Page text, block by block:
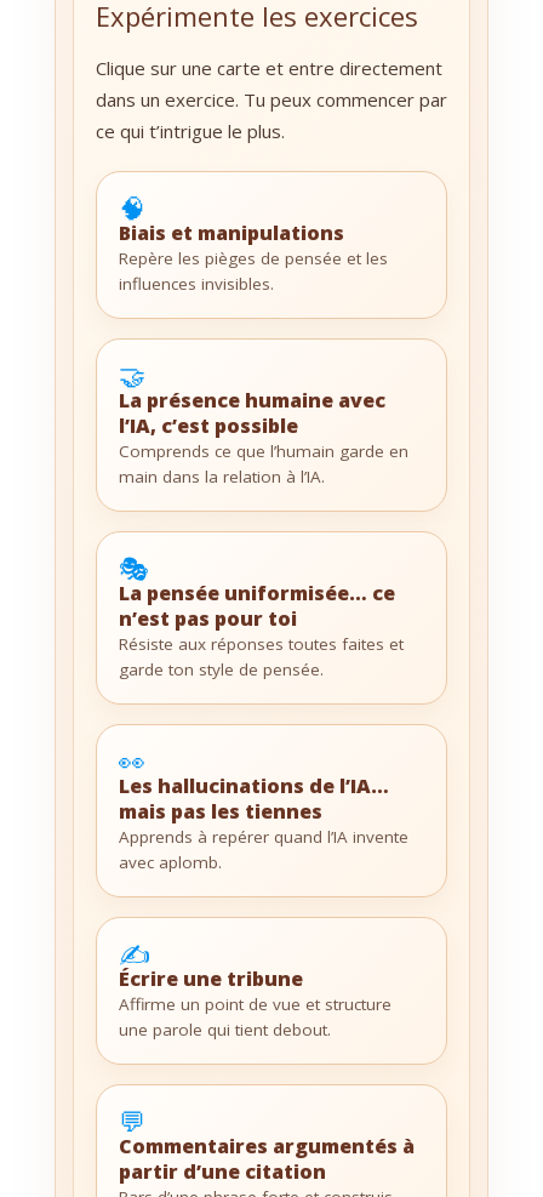
Expérimente les exercices
Clique sur une carte et entre directement
dans un exercice. Tu peux commencer par
ce qui t’intrigue le plus.
🧠
Biais et manipulations
Repère les pièges de pensée et les
influences invisibles.
🤝
La présence humaine avec
l’IA, c’est possible
Comprends ce que l’humain garde en
main dans la relation à l’IA.
🎭
La pensée uniformisée… ce
n’est pas pour toi
Résiste aux réponses toutes faites et
garde ton style de pensée.
👀
Les hallucinations de l’IA…
mais pas les tiennes
Apprends à repérer quand l’IA invente
avec aplomb.
✍️
Écrire une tribune
Affirme un point de vue et structure
une parole qui tient debout.
💬
Commentaires argumentés à
partir d’une citation